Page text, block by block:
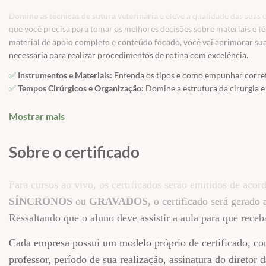
Domine as técnicas de sutura veterinária e eleve a qualidade das
que você precisa para tomar as melhores decisões sobre materiais e
material de apoio completo e conteúdo focado, você vai aprimorar
necessária para realizar procedimentos de rotina com excelência.
✅ Instrumentos e Materiais: Entenda os tipos e como empunhar
✅Tempos Cirúrgicos e Organização: Domine a estrutura da cirurgia
✅Feridas e Cicatrização:
✅Fios Cirúrgicos:Explore tipos, características, embalagens,
Tipos e Indicações de Suturas:
Aprofunde-se em mais de 20
Colchoeiro Horizontal “U” “Wolf", Sutura Colchoeiro Vertical
Swift", Sutura Colchoeiro Horizontal Captonado, Longe- perto- perto -
Sutura Lambert Continuo, Sutura Intradérmica, Sutura de Cushing
Bolsa de Tabaco "Bolsa de Fumo", Sutura de Alça de Travamento
Mostrar mais
Sobre o certificado
Para cursos ao vivo, os certificados serão emitidos de
SÍNCRONOS ou GRAVADOS, o certificado será gerado
Ressaltando que o aluno deve assistir a aula para que
Cada empresa possui um modelo próprio de certificado,
professor, período de sua realização, assinatura do diretor